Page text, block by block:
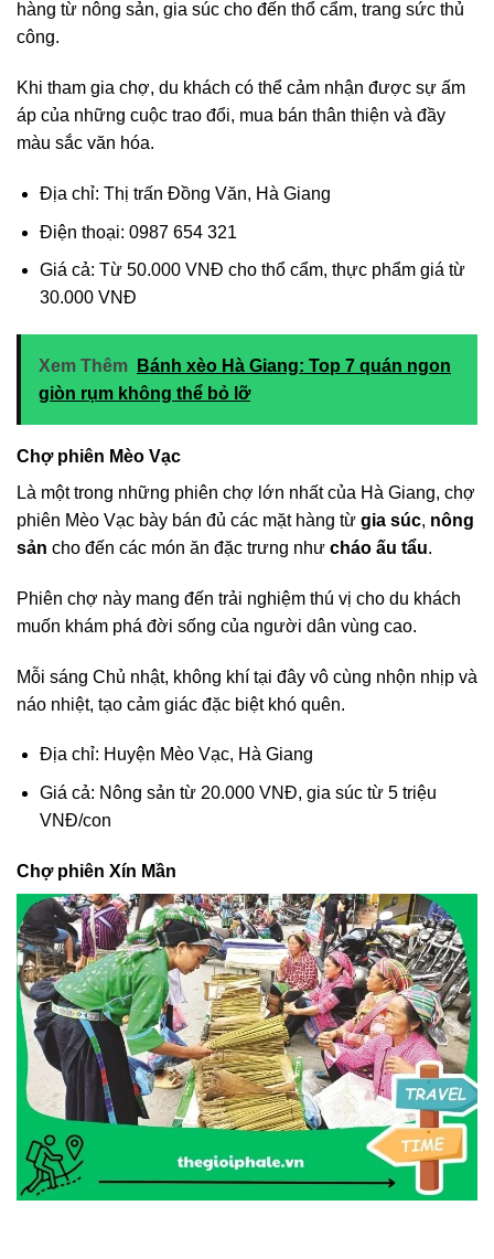
hàng từ nông sản, gia súc cho đến thổ cẩm, trang sức thủ
công.
Khi tham gia chợ, du khách có thể cảm nhận được sự ấm
áp của những cuộc trao đổi, mua bán thân thiện và đầy
màu sắc văn hóa.
Địa chỉ: Thị trấn Đồng Văn, Hà Giang
Điện thoại: 0987 654 321
Giá cả: Từ 50.000 VNĐ cho thổ cẩm, thực phẩm giá từ
30.000 VNĐ
Xem Thêm
Bánh xèo Hà Giang: Top 7 quán ngon
giòn rụm không thể bỏ lỡ
Chợ phiên Mèo Vạc
Là một trong những phiên chợ lớn nhất của Hà Giang, chợ
phiên Mèo Vạc bày bán đủ các mặt hàng từ gia súc, nông
sản cho đến các món ăn đặc trưng như cháo ấu tẩu.
Phiên chợ này mang đến trải nghiệm thú vị cho du khách
muốn khám phá đời sống của người dân vùng cao.
Mỗi sáng Chủ nhật, không khí tại đây vô cùng nhộn nhịp và
náo nhiệt, tạo cảm giác đặc biệt khó quên.
Địa chỉ: Huyện Mèo Vạc, Hà Giang
Giá cả: Nông sản từ 20.000 VNĐ, gia súc từ 5 triệu
VNĐ/con
Chợ phiên Xín Mần